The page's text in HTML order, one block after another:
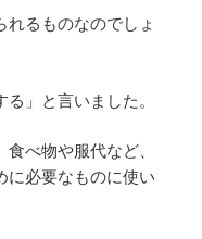
れるものなのでしょ
」と言いました。
べ物や服代など、
に必要なものに使い